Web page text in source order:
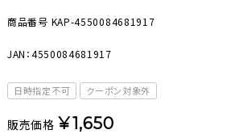
商品番号 KAP-4550084681917
JAN：4550084681917
日時指定不可 クーポン対象外
販売価格 ¥1,650